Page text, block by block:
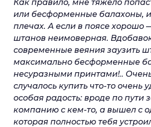
Как правило, мне тяжело
или бесформенные балахоны,
плечах. А если в поясе хорошо
штанов неимоверная.
современные веяния заузить
максимально бесформенные
несуразными принтами!..
случалось купить что-то очень
особая радость: вроде по пути
компанию с кем-то, а вышел с
которая полностью тебя